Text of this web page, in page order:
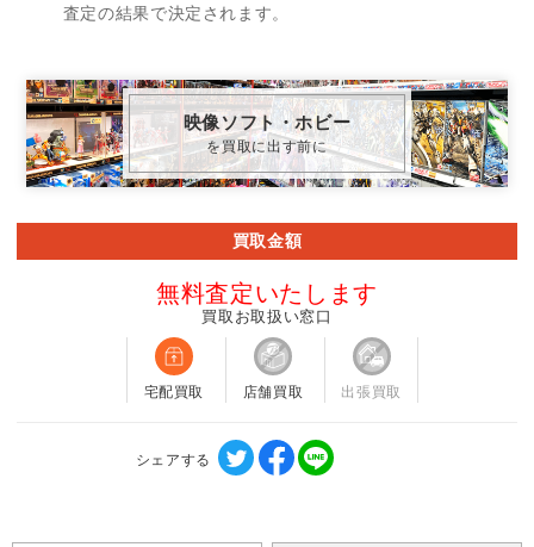
査定の結果で決定されます。
映像ソフト・ホビー
を買取に出す前に
買取金額
無料査定いたします
買取お取扱い窓口
宅配買取 店舗買取 出張買取
シェアする